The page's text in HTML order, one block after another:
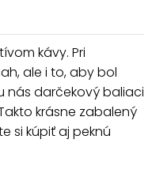
kávy. Pri
ale i to, aby bol
nás darčekový baliaci
krásne zabalený
si kúpiť aj peknú